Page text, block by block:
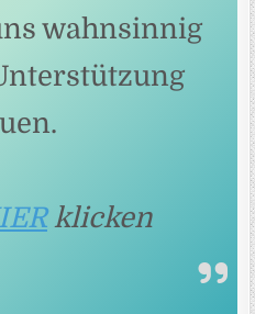
wahnsinnig
klicken